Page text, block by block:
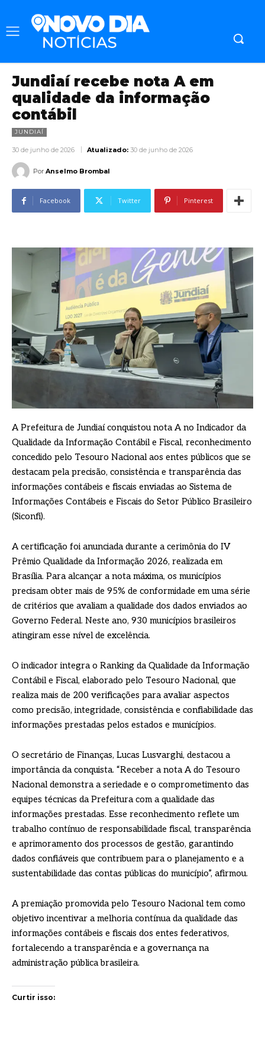
Jundiaí recebe nota A em
qualidade da informação
contábil
JUNDIAÍ
30 de junho de 2026 Atualizado: 30 de junho de 2026
Por Anselmo Brombal
Facebook Twitter Pinterest
A Prefeitura de Jundiaí conquistou nota A no Indicador da
Qualidade da Informação Contábil e Fiscal, reconhecimento
concedido pelo Tesouro Nacional aos entes públicos que se
destacam pela precisão, consistência e transparência das
informações contábeis e fiscais enviadas ao Sistema de
Informações Contábeis e Fiscais do Setor Público Brasileiro
(Siconfi).
A certificação foi anunciada durante a cerimônia do IV
Prêmio Qualidade da Informação 2026, realizada em
Brasília. Para alcançar a nota máxima, os municípios
precisam obter mais de 95% de conformidade em uma série
de critérios que avaliam a qualidade dos dados enviados ao
Governo Federal. Neste ano, 930 municípios brasileiros
atingiram esse nível de excelência.
O indicador integra o Ranking da Qualidade da Informação
Contábil e Fiscal, elaborado pelo Tesouro Nacional, que
realiza mais de 200 verificações para avaliar aspectos
como precisão, integridade, consistência e confiabilidade das
informações prestadas pelos estados e municípios.
O secretário de Finanças, Lucas Lusvarghi, destacou a
importância da conquista. “Receber a nota A do Tesouro
Nacional demonstra a seriedade e o comprometimento das
equipes técnicas da Prefeitura com a qualidade das
informações prestadas. Esse reconhecimento reflete um
trabalho contínuo de responsabilidade fiscal, transparência
e aprimoramento dos processos de gestão, garantindo
dados confiáveis que contribuem para o planejamento e a
sustentabilidade das contas públicas do município”, afirmou.
A premiação promovida pelo Tesouro Nacional tem como
objetivo incentivar a melhoria contínua da qualidade das
informações contábeis e fiscais dos entes federativos,
fortalecendo a transparência e a governança na
administração pública brasileira.
Curtir isso: